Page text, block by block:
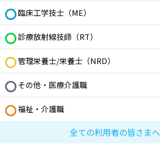
臨床工学技士（ME）
診療放射線技師（RT）
管理栄養士/栄養士（NRD）
その他・医療介護職
福祉・介護職
全ての利用者の皆さまへ